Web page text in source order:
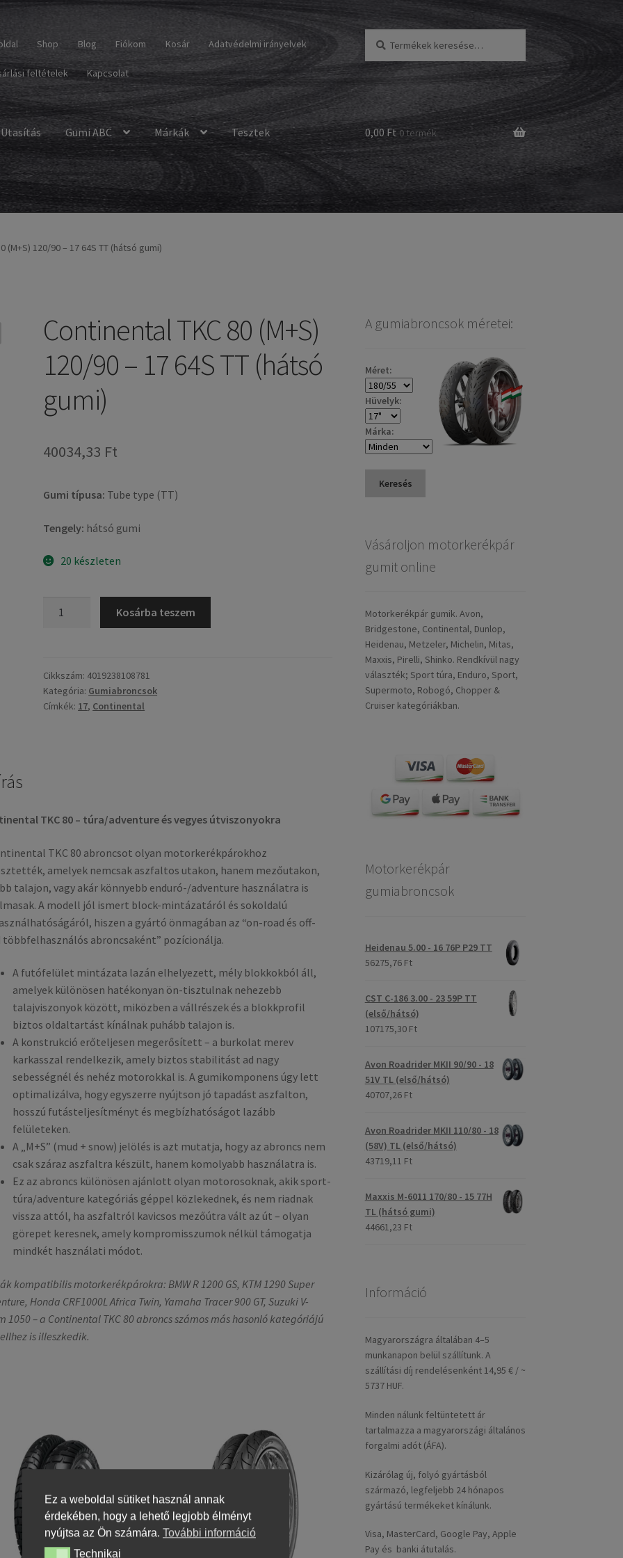
Shop Blog Fiókom Kosár Adatvédelmi irányelvek
feltételek Kapcsolat
következőre:
Utasítás Gumi ABC Márkák Tesztek 0,00 Ft 0 termék
(M+S) 120/90 – 17 64S TT (hátsó gumi)
Continental TKC 80 (M+S)
120/90 – 17 64S TT (hátsó
gumi)
40034,33 Ft
Gumi típusa: Tube type (TT)
Tengely: hátsó gumi
20 készleten
120/90
-
17
Kosárba teszem
Cikkszám: 4019238108781
Kategória: Gumiabroncsok
Címkék: 17, Continental
TKC 80 – túra/adventure és vegyes útviszonyokra
TKC 80 abroncsot olyan motorkerékpárokhoz
amelyek nemcsak aszfaltos utakon, hanem mezőutakon,
talajon, vagy akár könnyebb enduró-/adventure használatra is
A modell jól ismert block-mintázatáról és sokoldalú
hiszen a gyártó önmagában az “on-road és off-
többfelhasználós abroncsaként” pozícionálja.
A futófelület mintázata lazán elhelyezett, mély blokkokból áll,
amelyek különösen hatékonyan ön-tisztulnak nehezebb
talajviszonyok között, miközben a vállrészek és a blokkprofil
biztos oldaltartást kínálnak puhább talajon is.
A konstrukció erőteljesen megerősített – a burkolat merev
karkasszal rendelkezik, amely biztos stabilitást ad nagy
sebességnél és nehéz motorokkal is. A gumikomponens úgy lett
optimalizálva, hogy egyszerre nyújtson jó tapadást aszfalton,
hosszú futásteljesítményt és megbízhatóságot lazább
felületeken.
A „M+S” (mud + snow) jelölés is azt mutatja, hogy az abroncs nem
csak száraz aszfaltra készült, hanem komolyabb használatra is.
Ez az abroncs különösen ajánlott olyan motorosoknak, akik sport-
túra/adventure kategóriás géppel közlekednek, és nem riadnak
vissza attól, ha aszfaltról kavicsos mezőútra vált az út – olyan
görepet keresnek, amely kompromisszumok nélkül támogatja
mindkét használati módot.
kompatibilis motorkerékpárokra: BMW R 1200 GS, KTM 1290 Super
Honda CRF1000L Africa Twin, Yamaha Tracer 900 GT, Suzuki V-
1050 – a Continental TKC 80 abroncs számos más hasonló kategóriájú
is illeszkedik.
A gumiabroncsok méretei:
Méret:
Hüvelyk:
Márka:
Keresés
Vásároljon motorkerékpár
gumit online
Motorkerékpár gumik. Avon,
Bridgestone, Continental, Dunlop,
Heidenau, Metzeler, Michelin, Mitas,
Maxxis, Pirelli, Shinko. Rendkívül nagy
választék; Sport túra, Enduro, Sport,
Supermoto, Robogó, Chopper &
Cruiser kategóriákban.
Motorkerékpár
gumiabroncsok
Heidenau 5.00 - 16 76P P29 TT
56275,76 Ft
CST C-186 3.00 - 23 59P TT
(első/hátsó)
107175,30 Ft
Avon Roadrider MKII 90/90 - 18
51V TL (első/hátsó)
40707,26 Ft
Avon Roadrider MKII 110/80 - 18
(58V) TL (első/hátsó)
43719,11 Ft
Maxxis M-6011 170/80 - 15 77H
TL (hátsó gumi)
44661,23 Ft
Információ
Magyarországra általában 4–5
munkanapon belül szállítunk. A
szállítási díj rendelésenként 14,95 € / ~
5737 HUF.
Minden nálunk feltüntetett ár
tartalmazza a magyarországi általános
forgalmi adót (ÁFA).
Kizárólag új, folyó gyártásból
származó, legfeljebb 24 hónapos
gyártású termékeket kínálunk.
Visa, MasterCard, Google Pay, Apple
Pay és banki átutalás.
Ez a weboldal sütiket használ annak
érdekében, hogy a lehető legjobb élményt
nyújtsa az Ön számára. További információ
TechnikaiTechnikai